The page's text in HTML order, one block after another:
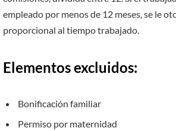
empleado por menos de 12 meses, se le
proporcional al tiempo trabajado.
Elementos excluidos:
Bonificación familiar
Permiso por maternidad